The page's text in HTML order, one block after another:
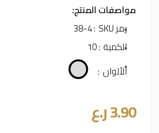
مواصفات المنتج:
رمز SKU
: 38-4
الكمية : 10
الألوان :
3.90ر.ع